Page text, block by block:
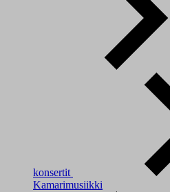
konsertit
Kamarimusiikki